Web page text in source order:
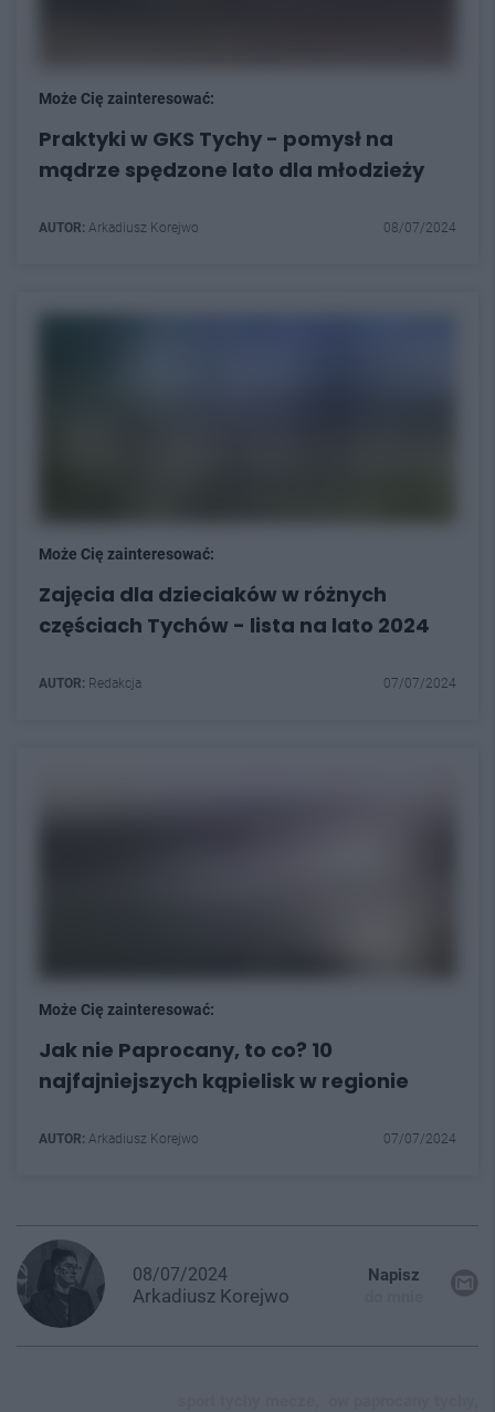
Może Cię zainteresować:
Praktyki w GKS Tychy - pomysł na
mądrze spędzone lato dla młodzieży
AUTOR: Arkadiusz Korejwo 08/07/2024
Może Cię zainteresować:
Zajęcia dla dzieciaków w różnych
częściach Tychów - lista na lato 2024
AUTOR: Redakcja 07/07/2024
Może Cię zainteresować:
Jak nie Paprocany, to co? 10
najfajniejszych kąpielisk w regionie
AUTOR: Arkadiusz Korejwo 07/07/2024
08/07/2024
Arkadiusz Korejwo
Napisz